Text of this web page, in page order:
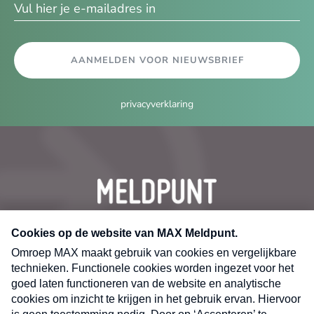
AANMELDEN VOOR NIEUWSBRIEF
privacyverklaring
CONTACT